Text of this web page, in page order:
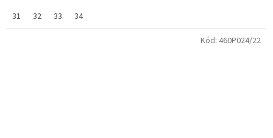
31
32 33 34
Kód: 460P024/22